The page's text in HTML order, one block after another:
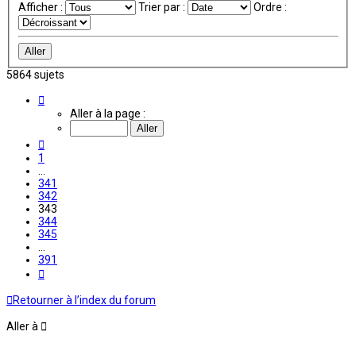
Afficher : Trier par : Ordre :
5864 sujets
343
Aller à la page :
1
341
342
343
344
345
391
Retourner à l’index du forum
Aller à